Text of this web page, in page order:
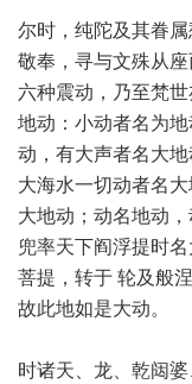
尔时，纯陀及其眷
敬奉，寻与文殊从
六种震动，乃至梵
地动：小动者名为
动，有大声者名大
大海水一切动者名
大地动；动名地动
兜率天下阎浮提时
菩提，转于 轮及般
故此地如是大动。
时诸天、龙、乾闼